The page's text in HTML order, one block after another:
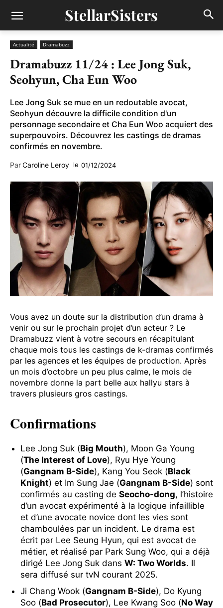
StellarSisters
Actualité Dramabuzz
Dramabuzz 11/24 : Lee Jong Suk,
Seohyun, Cha Eun Woo
Lee Jong Suk se mue en un redoutable avocat,
Seohyun découvre la difficile condition d'un
personnage secondaire et Cha Eun Woo acquiert des
superpouvoirs. Découvrez les castings de dramas
confirmés en novembre.
ParCaroline Leroy le 01/12/2024
Vous avez un doute sur la distribution d’un drama à
venir ou sur le prochain projet d’un acteur ? Le
Dramabuzz vient à votre secours en récapitulant
chaque mois tous les castings de k-dramas confirmés
par les agences et les équipes de production. Après
un mois d’octobre un peu plus calme, le mois de
novembre donne la part belle aux hallyu stars à
travers plusieurs gros castings.
Confirmations
Lee Jong Suk (Big Mouth), Moon Ga Young
(The Interest of Love), Ryu Hye Young
(Gangnam B-Side), Kang You Seok (Black
Knight) et Im Sung Jae (Gangnam B-Side) sont
confirmés au casting de Seocho-dong, l’histoire
d’un avocat expérimenté à la logique infaillible
et d’une avocate novice dont les vies sont
chamboulées par un incident. Le drama est
écrit par Lee Seung Hyun, qui est avocat de
métier, et réalisé par Park Sung Woo, qui a déjà
dirigé Lee Jong Suk dans W: Two Worlds. Il
sera diffusé sur tvN courant 2025.
Ji Chang Wook (Gangnam B-Side), Do Kyung
Soo (Bad Prosecutor), Lee Kwang Soo (No Way